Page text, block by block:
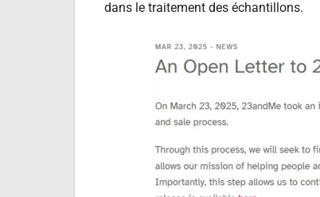
dans le traitement des échantillons.